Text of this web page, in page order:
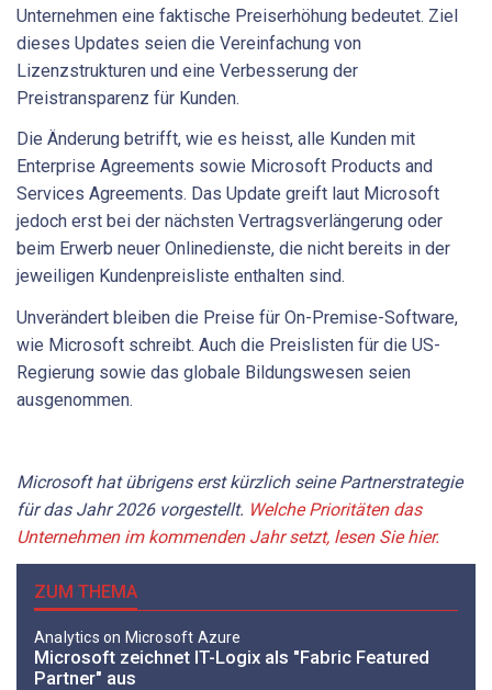
Unternehmen eine faktische Preiserhöhung bedeutet. Ziel
dieses Updates seien die Vereinfachung von
Lizenzstrukturen und eine Verbesserung der
Preistransparenz für Kunden.
Die Änderung betrifft, wie es heisst, alle Kunden mit
Enterprise Agreements sowie Microsoft Products and
Services Agreements. Das Update greift laut Microsoft
jedoch erst bei der nächsten Vertragsverlängerung oder
beim Erwerb neuer Onlinedienste, die nicht bereits in der
jeweiligen Kundenpreisliste enthalten sind.
Unverändert bleiben die Preise für On-Premise-Software,
wie Microsoft schreibt. Auch die Preislisten für die US-
Regierung sowie das globale Bildungswesen seien
ausgenommen.
Microsoft hat übrigens erst kürzlich seine Partnerstrategie
für das Jahr 2026 vorgestellt. Welche Prioritäten das
Unternehmen im kommenden Jahr setzt, lesen Sie hier.
ZUM THEMA
Analytics on Microsoft Azure
Microsoft zeichnet IT-Logix als "Fabric Featured
Partner" aus